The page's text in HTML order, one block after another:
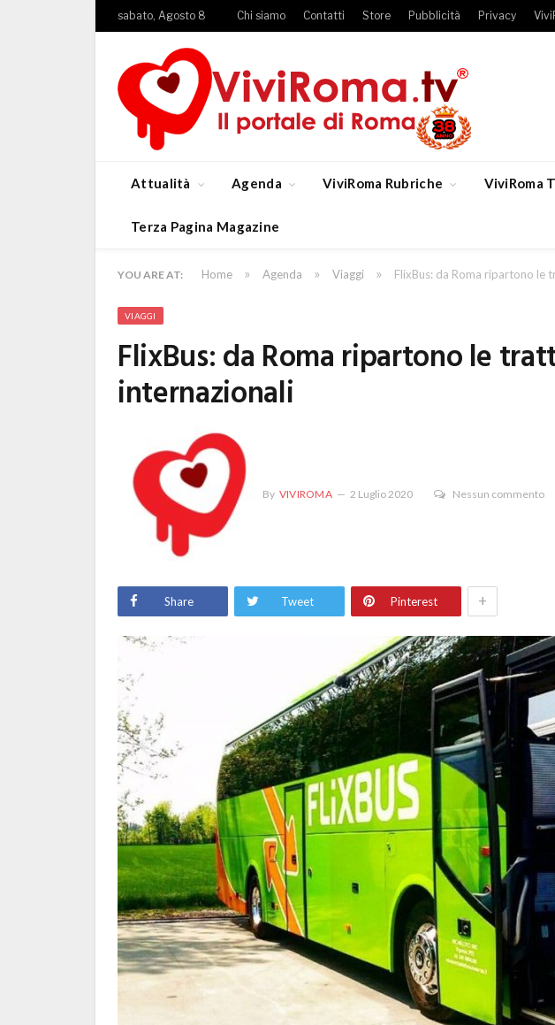
sabato, Agosto 8 Chi siamo Contatti Store Pubblicità Privacy
Attualità Agenda ViviRoma Rubriche ViviRoma
Terza Pagina Magazine
YOU ARE AT: Home » Agenda » Viaggi » FlixBus: da Roma ripartono le
VIAGGI
FlixBus: da Roma ripartono le
internazionali
By VIVIROMA 2 Luglio 2020 Nessun commento
Share Tweet Pinterest +